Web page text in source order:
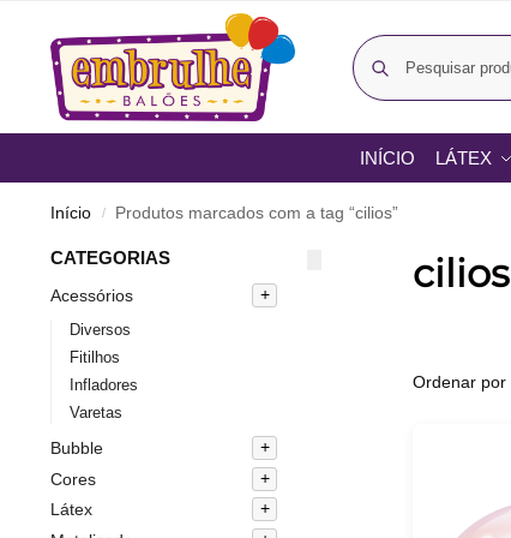
INÍCIO LÁTEX
Início / Produtos marcados com a tag “cilios”
cilios
CATEGORIAS
Acessórios
Diversos
Fitilhos
Infladores
Varetas
Bubble
Cores
Látex